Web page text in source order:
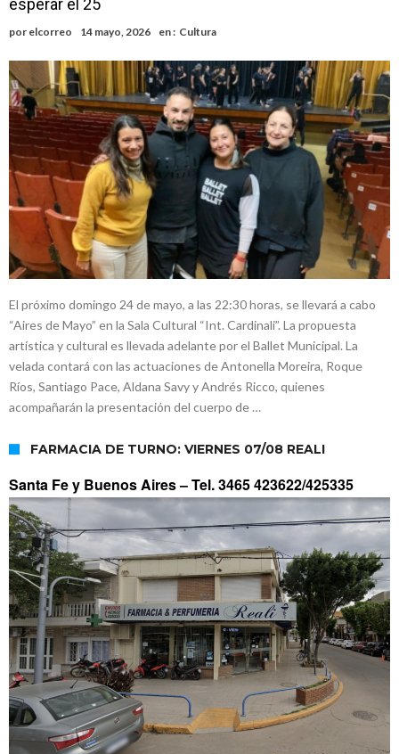
adultos mayores
Colecta solidaria de juguetes en Firmat para el EPI y el Hospital
Vilela
Firmat: “Codo a codo” lanza una campaña de recolección de
golosinas para agasajar a los niños en su día
Vuelve el básquet: este viernes arranca el Clausura con agenda
confirmada y planteles renovados
esperar el 25
por elcorreo 14 mayo, 2026 en : Cultura
El próximo domingo 24 de mayo, a las 22:30 horas, se llevará a cabo
“Aires de Mayo” en la Sala Cultural “Int. Cardinali”. La propuesta
artística y cultural es llevada adelante por el Ballet Municipal. La
velada contará con las actuaciones de Antonella Moreira, Roque
Ríos, Santiago Pace, Aldana Savy y Andrés Ricco, quienes
acompañarán la presentación del cuerpo de …
FARMACIA DE TURNO: VIERNES 07/08 REALI
Santa Fe y Buenos Aires –Tel. 3465 423622/425335